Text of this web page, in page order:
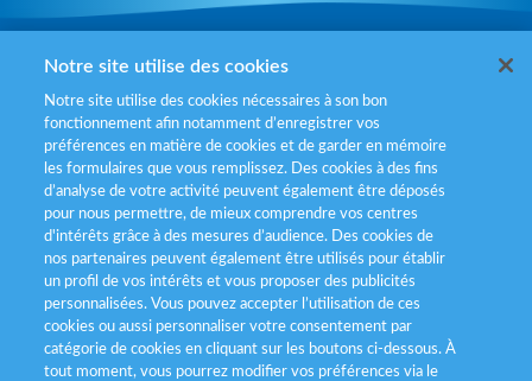
Mentions légales
Politiques de gestion des cookies
Politique données personnelles
Services consommateurs
Déclaration d’accessibilité
Notre site utilise des cookies
Notre site utilise des cookies nécessaires à son bon
fonctionnement afin notamment d’enregistrer vos
préférences en matière de cookies et de garder en mémoire
les formulaires que vous remplissez. Des cookies à des fins
d’analyse de votre activité peuvent également être déposés
pour nous permettre, de mieux comprendre vos centres
d'intérêts grâce à des mesures d’audience. Des cookies de
nos partenaires peuvent également être utilisés pour établir
un profil de vos intérêts et vous proposer des publicités
personnalisées. Vous pouvez accepter l’utilisation de ces
cookies ou aussi personnaliser votre consentement par
catégorie de cookies en cliquant sur les boutons ci-dessous. À
tout moment, vous pourrez modifier vos préférences via le